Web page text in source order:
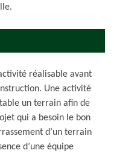
réalisable avant
Une activité
un terrain afin de
qui a besoin le bon
d’un terrain
d’une équipe